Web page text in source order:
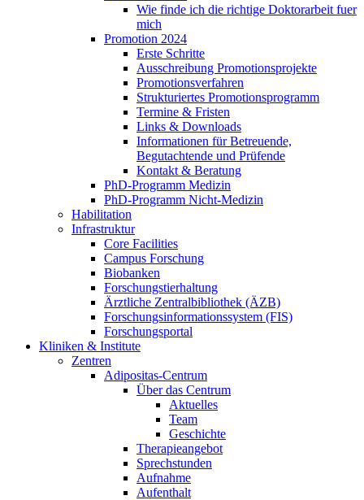
Wie finde ich die richtige Doktorarbeit fuer
mich
Promotion 2024
Erste Schritte
Ausschreibung Promotionsprojekte
Promotionsverfahren
Strukturiertes Promotionsprogramm
Termine & Fristen
Links & Downloads
Informationen für Betreuende,
Begutachtende und Prüfende
Kontakt & Beratung
PhD-Programm Medizin
PhD-Programm Nicht-Medizin
Habilitation
Infrastruktur
Core Facilities
Campus Forschung
Biobanken
Forschungstierhaltung
Ärztliche Zentralbibliothek (ÄZB)
Forschungsinformationssystem (FIS)
Forschungsportal
Kliniken & Institute
Zentren
Adipositas-Centrum
Über das Centrum
Aktuelles
Team
Geschichte
Therapieangebot
Sprechstunden
Aufnahme
Aufenthalt